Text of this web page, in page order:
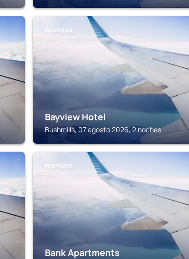
BUSHMILLS
Bayview Hotel
Bushmills, 07 agosto 2026, 2 noches
PORTRUSH
Bank Apartments